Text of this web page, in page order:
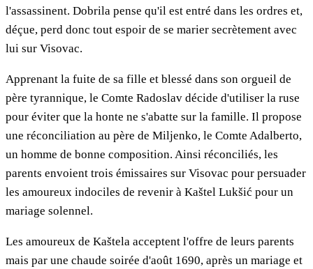
l'assassinent. Dobrila pense qu'il est entré dans les ordres et,
déçue, perd donc tout espoir de se marier secrètement avec
lui sur Visovac.
Apprenant la fuite de sa fille et blessé dans son orgueil de
père tyrannique, le Comte Radoslav décide d'utiliser la ruse
pour éviter que la honte ne s'abatte sur la famille. Il propose
une réconciliation au père de Miljenko, le Comte Adalberto,
un homme de bonne composition. Ainsi réconciliés, les
parents envoient trois émissaires sur Visovac pour persuader
les amoureux indociles de revenir à Kaštel Lukšić pour un
mariage solennel.
Les amoureux de Kaštela acceptent l'offre de leurs parents
mais par une chaude soirée d'août 1690, après un mariage et